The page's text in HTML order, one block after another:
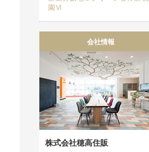
園Ⅵ
会社情報
株式会社穂高住販